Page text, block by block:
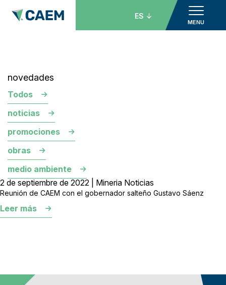
MENU
ES
novedades
Todos
noticias
promociones
obras
medio ambiente
2 de septiembre de 2022 | Mineria Noticias
Reunión de CAEM con el gobernador salteño Gustavo Sáenz
Leer más